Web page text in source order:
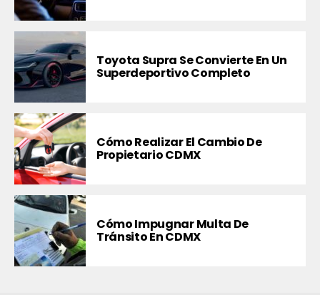
Toyota Supra Se Convierte En Un
Superdeportivo Completo
Cómo Realizar El Cambio De
Propietario CDMX
Cómo Impugnar Multa De
Tránsito En CDMX